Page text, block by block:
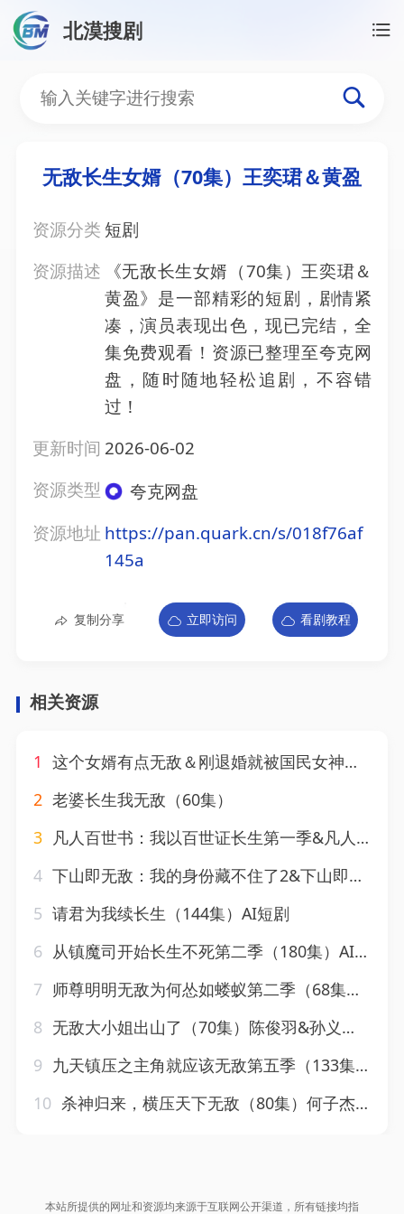
北漠搜剧
无敌长生女婿（70集）王
无敌长生女婿（70集）王奕珺＆黄盈
资源分类 短剧
资源描述
《无敌长生女婿（70集）王奕珺＆
黄盈》是一部精彩的短剧，剧情紧
凑，演员表现出色，现已完结，全
集免费观看！资源已整理至夸克网
盘，随时随地轻松追剧，不容错
过！
更新时间 2026-06-02
资源类型
夸克网盘
资源地址 https://pan.quark.cn/s/018f76af
145a
复制分享 立即访问 看剧教程
相关资源
1 这个女婿有点无敌＆刚退婚就被国民女神表白了（80集）苏泓奕&秦璐瑶
2 老婆长生我无敌（60集）
3 凡人百世书：我以百世证长生第一季&凡人百世书我以百世证长生第一季（111集）AI短剧
4 下山即无敌：我的身份藏不住了2&下山即无敌我的身份藏不住了2（104集）AI短剧
5 请君为我续长生（144集）AI短剧
6 从镇魔司开始长生不死第二季（180集）AI短剧
7 师尊明明无敌为何怂如蝼蚁第二季（68集）AI短剧
8 无敌大小姐出山了（70集）陈俊羽&孙义宸&郭亚宁
9 九天镇压之主角就应该无敌第五季（133集）AI短剧
10 杀神归来，横压天下无敌（80集）何子杰&侯梦心
本站所提供的网址和资源均来源于互联网公开渠道，所有链接均指